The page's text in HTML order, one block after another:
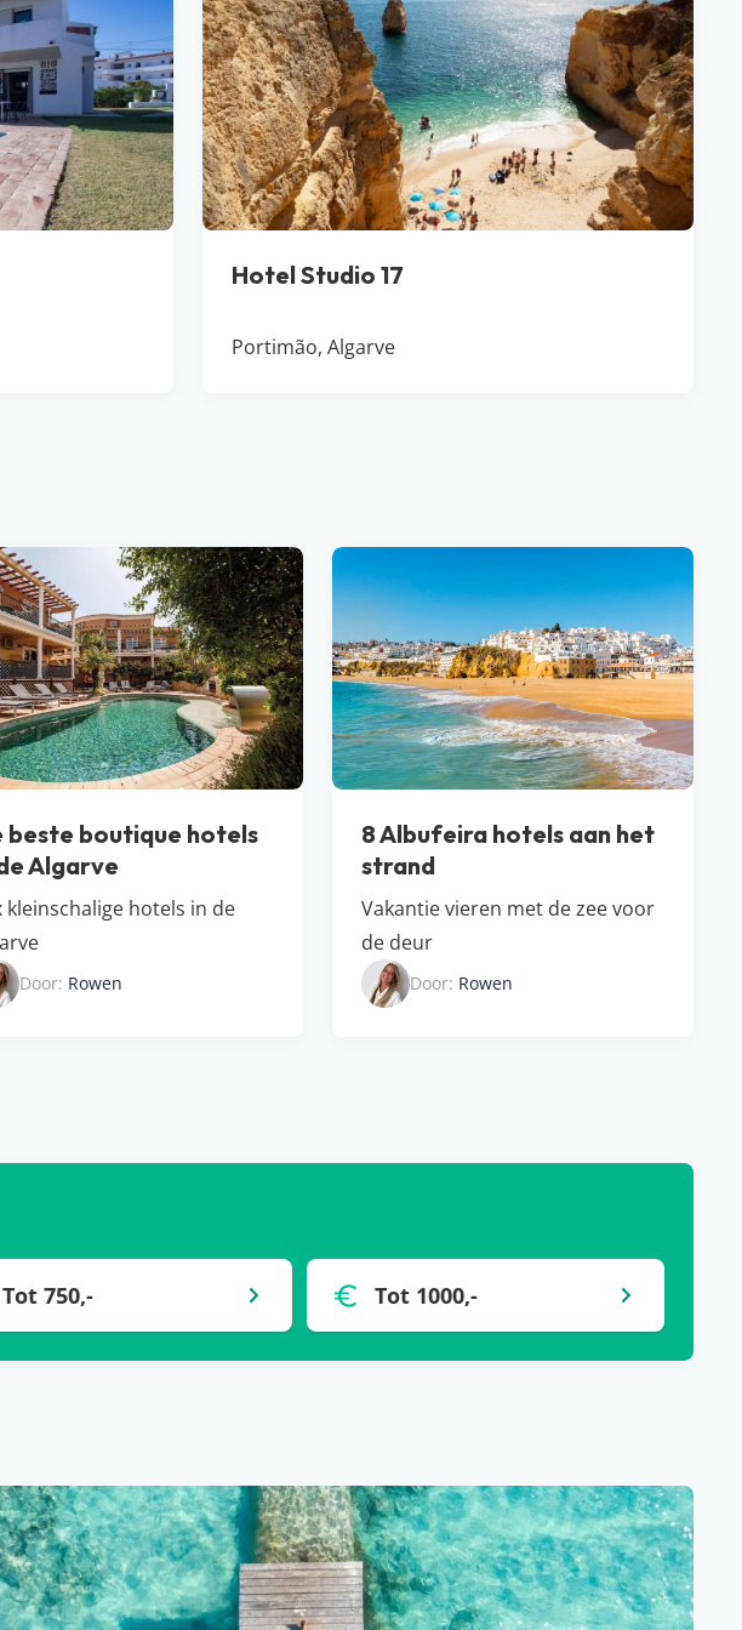
Hotel Studio 17
Portimão, Algarve
beste boutique hotels
Algarve
kleinschalige hotels in de
Door: Rowen
8 Albufeira hotels aan het
strand
Vakantie vieren met de zee voor
de deur
Door: Rowen
Tot 750,- Tot 1000,-